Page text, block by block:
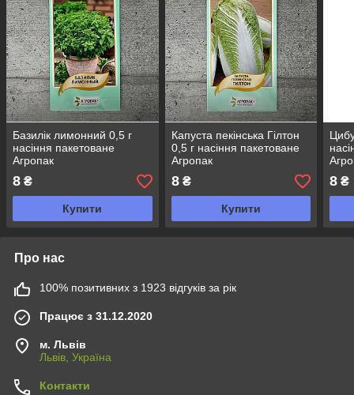
Базилік лимонний 0,5 г
насіння пакетоване
Агропак
8 ₴
Купити
Капуста пекінська Гілтон
0,5 г насіння пакетоване
Агропак
8₴
Купити
8 ₴
Про нас
100% позитивних з 1923 відгуків за рік
Працює з 31.12.2020
м. Львів
Львів, Україна
Контакти